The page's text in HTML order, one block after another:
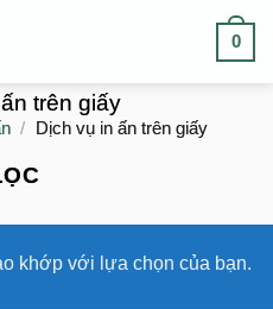
0
trên giấy
/ Dịch vụ in ấn trên giấy
khớp với lựa chọn của bạn.